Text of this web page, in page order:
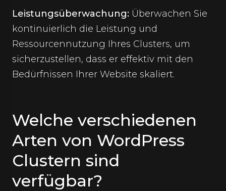
Leistungsüberwachung: Überwachen Sie
kontinuierlich die Leistung und
Ressourcennutzung Ihres Clusters, um
sicherzustellen, dass er effektiv mit den
Bedürfnissen Ihrer Website skaliert.
Welche verschiedenen
Arten von WordPress
Clustern sind
verfügbar?